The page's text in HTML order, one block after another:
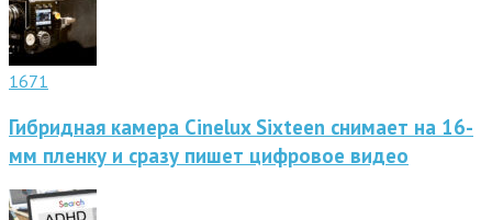
1671
Гибридная камера Cinelux Sixteen снимает на 16-
мм пленку и сразу пишет цифровое видео